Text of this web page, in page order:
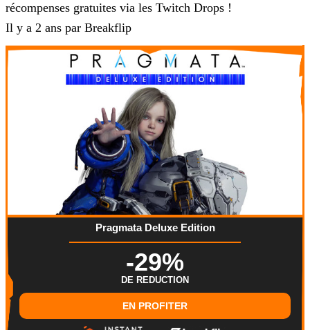
récompenses gratuites via les Twitch Drops !
Il y a 2 ans par Breakflip
Pragmata Deluxe Edition
-29%
DE REDUCTION
EN PROFITER